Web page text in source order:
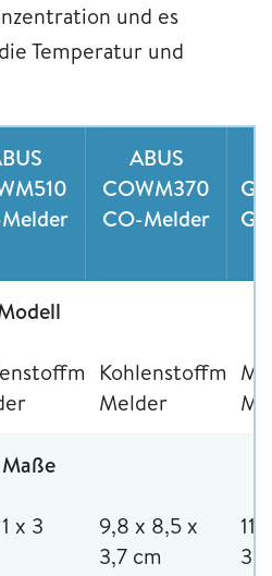
und es
Temperatur und
ABUS
COWM370
CO-Melder
Melder
Maße
x 3
9,8 x 8,5 x
3,7 cm